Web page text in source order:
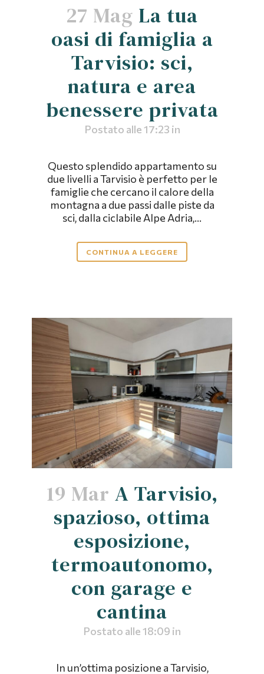
27 Mag La tua
oasi di famiglia a
Tarvisio: sci,
natura e area
benessere privata
Postato alle 17:23 in
Questo splendido appartamento su
due livelli a Tarvisio è perfetto per le
famiglie che cercano il calore della
montagna a due passi dalle piste da
sci, dalla ciclabile Alpe Adria,...
CONTINUA A LEGGERE
19 Mar A Tarvisio,
spazioso, ottima
esposizione,
termoautonomo,
con garage e
cantina
Postato alle 18:09 in
In un’ottima posizione a Tarvisio,